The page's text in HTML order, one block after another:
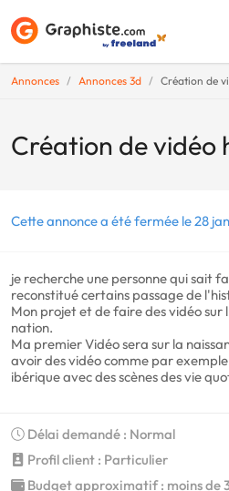
Annonces Annonces 3d Création de
Création de vidéo
Cette annonce a été fermée le 28
je recherche une personne qui sait
reconstitué certains passage de
Mon projet et de faire des vidéo sur
nation.
Ma premier Vidéo sera sur la
avoir des vidéo comme par
ibérique avec des scènes des vie
Délai demandé : Normal
Profil client : Particulier
Budget approximatif : moins de